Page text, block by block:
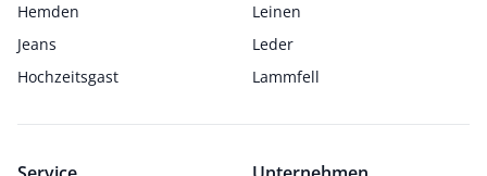
Hemden
Leinen
Jeans
Leder
Hochzeitsgast
Lammfell